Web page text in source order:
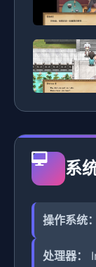
系
操作系统：
处理器：